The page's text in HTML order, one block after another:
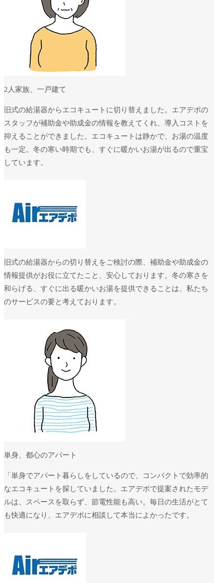
2人家族、一戸建て
旧式の給湯器からエコキュートに切り替えました。エアデポの
スタッフが補助金や助成金の情報を教えてくれ、導入コストを
抑えることができました。エコキュートは静かで、お湯の温度
も一定。冬の寒い時期でも、すぐに暖かいお湯が出るので重宝
しています。
旧式の給湯器からの切り替えをご検討の際、補助金や助成金の
情報提供がお役に立てたこと、安心しております。冬の寒さを
和らげる、すぐに出る暖かいお湯を提供できることは、私たち
のサービスの要と考えております。
単身、都心のアパート
「単身でアパート暮らしをしているので、コンパクトで効率的
なエコキュートを探していました。エアデポで提案されたモデ
ルは、スペースを取らず、節電性能も高い。毎日の生活がとて
も快適になり、エアデポに相談して本当によかったです。
ログイン
パスワードをお忘れですか ?